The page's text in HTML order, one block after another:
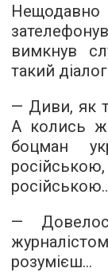
вимкнув
такий
— Диви, як
А колись
боцман
—
розумієш...